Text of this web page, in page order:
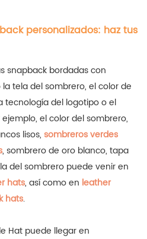
personalizados: haz tus
snapback bordadas con
tela del sombrero, el color de
tecnología del logotipo o el
el color del sombrero,
lisos, sombreros verdes
, sombrero de oro blanco, tapa
del sombrero puede venir en
hats, así como en leather
hats.
Hat puede llegar en